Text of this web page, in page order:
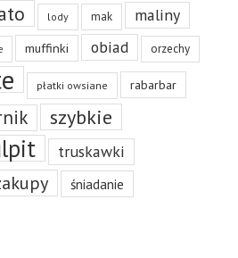
lody mak maliny
muffinki obiad orzechy
płatki owsiane rabarbar
szybkie
truskawki
śniadanie